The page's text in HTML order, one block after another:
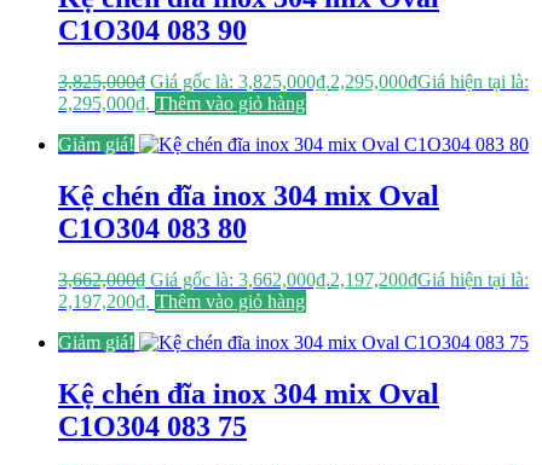
C1O304 083 90
3,825,000₫ Giá gốc là: 3,825,000₫.2,295,000₫Giá hiện tại là:
2,295,000₫. Thêm vào giỏ hàng
Giảm giá!
Kệ chén đĩa inox 304 mix Oval
C1O304 083 80
3,662,000₫ Giá gốc là: 3,662,000₫.2,197,200₫Giá hiện tại là:
2,197,200₫. Thêm vào giỏ hàng
Giảm giá!
Kệ chén đĩa inox 304 mix Oval
C1O304 083 75